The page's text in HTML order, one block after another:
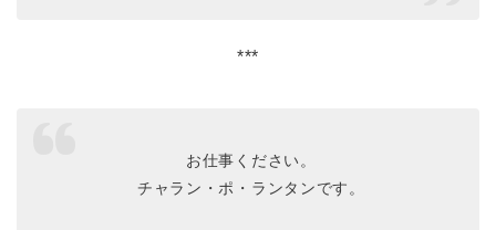
***
お仕事ください。
チャラン・ポ・ランタンです。